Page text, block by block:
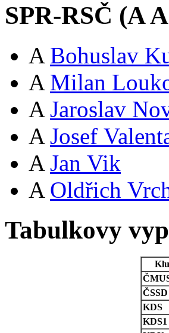
SPR-RSČ (A
A Bohuslav
A Milan
A Jaroslav
A Josef
A Jan Vik
A Oldřich
Tabulkovy
ČSSD
KDS
KDS1